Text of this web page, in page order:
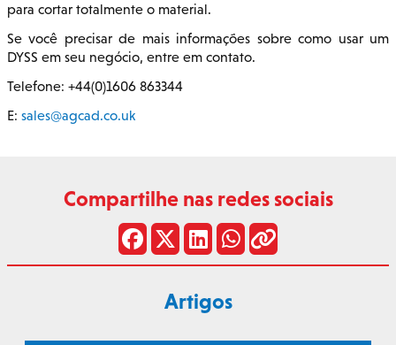
para cortar totalmente o material.
Se você precisar de mais informações sobre como usar um
DYSS em seu negócio, entre em contato.
Telefone: +44(0)1606 863344
E: sales@agcad.co.uk
Compartilhe nas redes sociais
Artigos